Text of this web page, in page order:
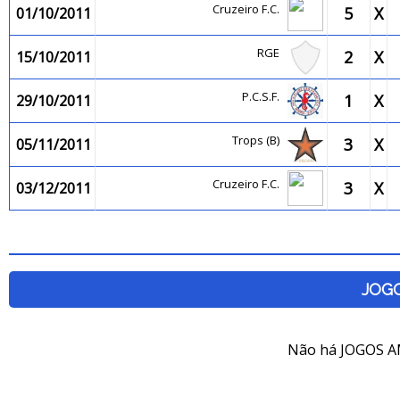
01/10/2011 Cruzeiro F.C. 5 X
15/10/2011 RGE 2 X
29/10/2011 P.C.S.F. 1 X
05/11/2011 Trops (B) 3 X
03/12/2011 Cruzeiro F.C. 3 X
Não há JOGOS